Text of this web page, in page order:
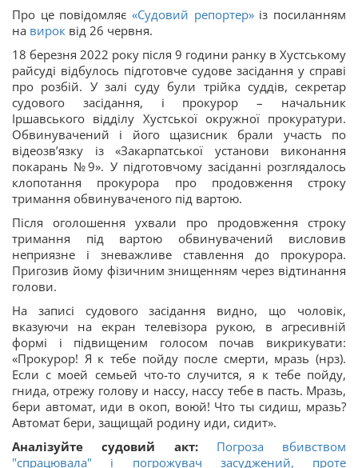
Про це повідомляє «Судовий репортер»із посиланням
на вирок від 26 червня.
18 березня 2022 року після 9 години ранку в Хустському
райсуді відбулось підготовче судове засідання у справі
про розбій. У залі суду були трійка суддів, секретар
судового засідання, і прокурор – начальник
Іршавського відділу Хустської окружної прокуратури.
Обвинувачений і його щазисник брали участь по
відеозвʼязку із «Закарпатської установи виконання
покарань №9». У підготовчому засіданні розглядалось
клопотання прокурора про продовження строку
тримання обвинуваченого під вартою.
Після оголошення ухвали про продовження строку
тримання під вартою обвинувачений висловив
неприязне і зневажливе ставлення до прокурора.
Пригозив йому фізичним знищенням через відтинання
голови.
На записі судового засідання видно, що чоловік,
вказуючи на екран телевізора рукою, в агресивній
формі і підвищеним голосом почав викрикувати:
«Прокурор! Я к тебе пойду после смерти, мразь (нрз).
Если с моей семьей что-то случится, я к тебе пойду,
гнида, отрежу голову и нассу, нассу тебе в пасть. Мразь,
бери автомат, иди в окоп, воюй! Что ты сидиш, мразь?
Автомат бери, защищай родину иди, сидит».
Аналізуйте судовий акт:
Погроза вбивством
"спрацювала" і погрожувач засуджений, проте